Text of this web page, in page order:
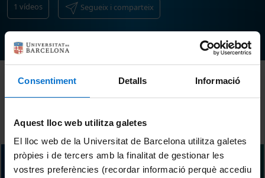
Consentiment Detalls Informació
Aquest lloc web utilitza galetes
El lloc web de la Universitat de Barcelona utilitza galetes
pròpies i de tercers amb la finalitat de gestionar les
vostres preferències (recordar informació perquè accediu
1 vídeos Segueix i comparteix
Ordenar